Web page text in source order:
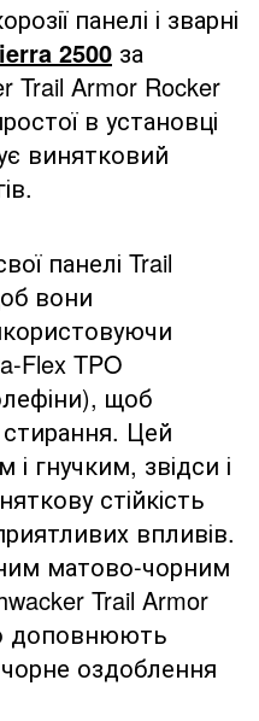
панелі і зварні
2500 за
Trail Armor Rocker
в установці
винятковий
панелі Trail
вони
Flex TPO
щоб
Цей
і гнучким, звідси і
стійкість
впливів.
матово-чорним
Trail Armor
доповнюють
оздоблення